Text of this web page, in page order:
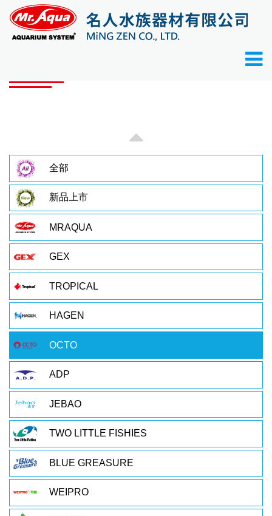
產品目錄
全部
新品上市
MRAQUA
GEX
TROPICAL
HAGEN
OCTO
ADP
JEBAO
TWO LITTLE FISHIES
BLUE GREASURE
WEIPRO